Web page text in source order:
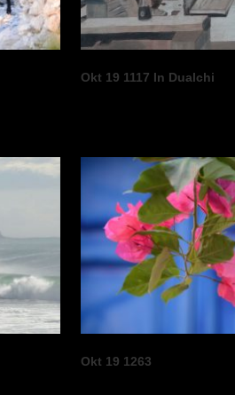
Okt 19 1117 In Dualchi
Okt 19 1263